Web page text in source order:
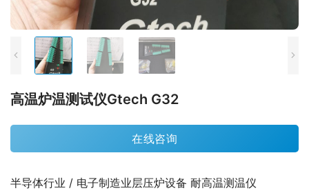
高温炉温测试仪Gtech G32
在线咨询
半导体行业 / 电子制造业层压炉设备 耐高温测温仪